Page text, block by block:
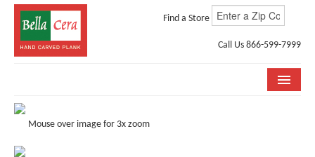
Find a Store
Call Us 866-599-7999
COLLECTIONS
Mouse over image for 3x zoom